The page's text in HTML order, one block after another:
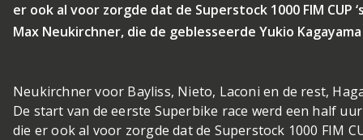
er ook al voor zorgde dat de Superstock 1000 FIM
Max Neukirchner, die de geblesseerde Yukio
Neukirchner voor Bayliss, Nieto, Laconi en de rest,
De start van de eerste Superbike race werd een half
die er ook al voor zorgde dat de Superstock 1000 FIM